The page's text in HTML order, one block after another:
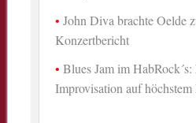
John Diva brachte Oelde
Konzertbericht
Blues Jam im
Improvisation auf höchstem